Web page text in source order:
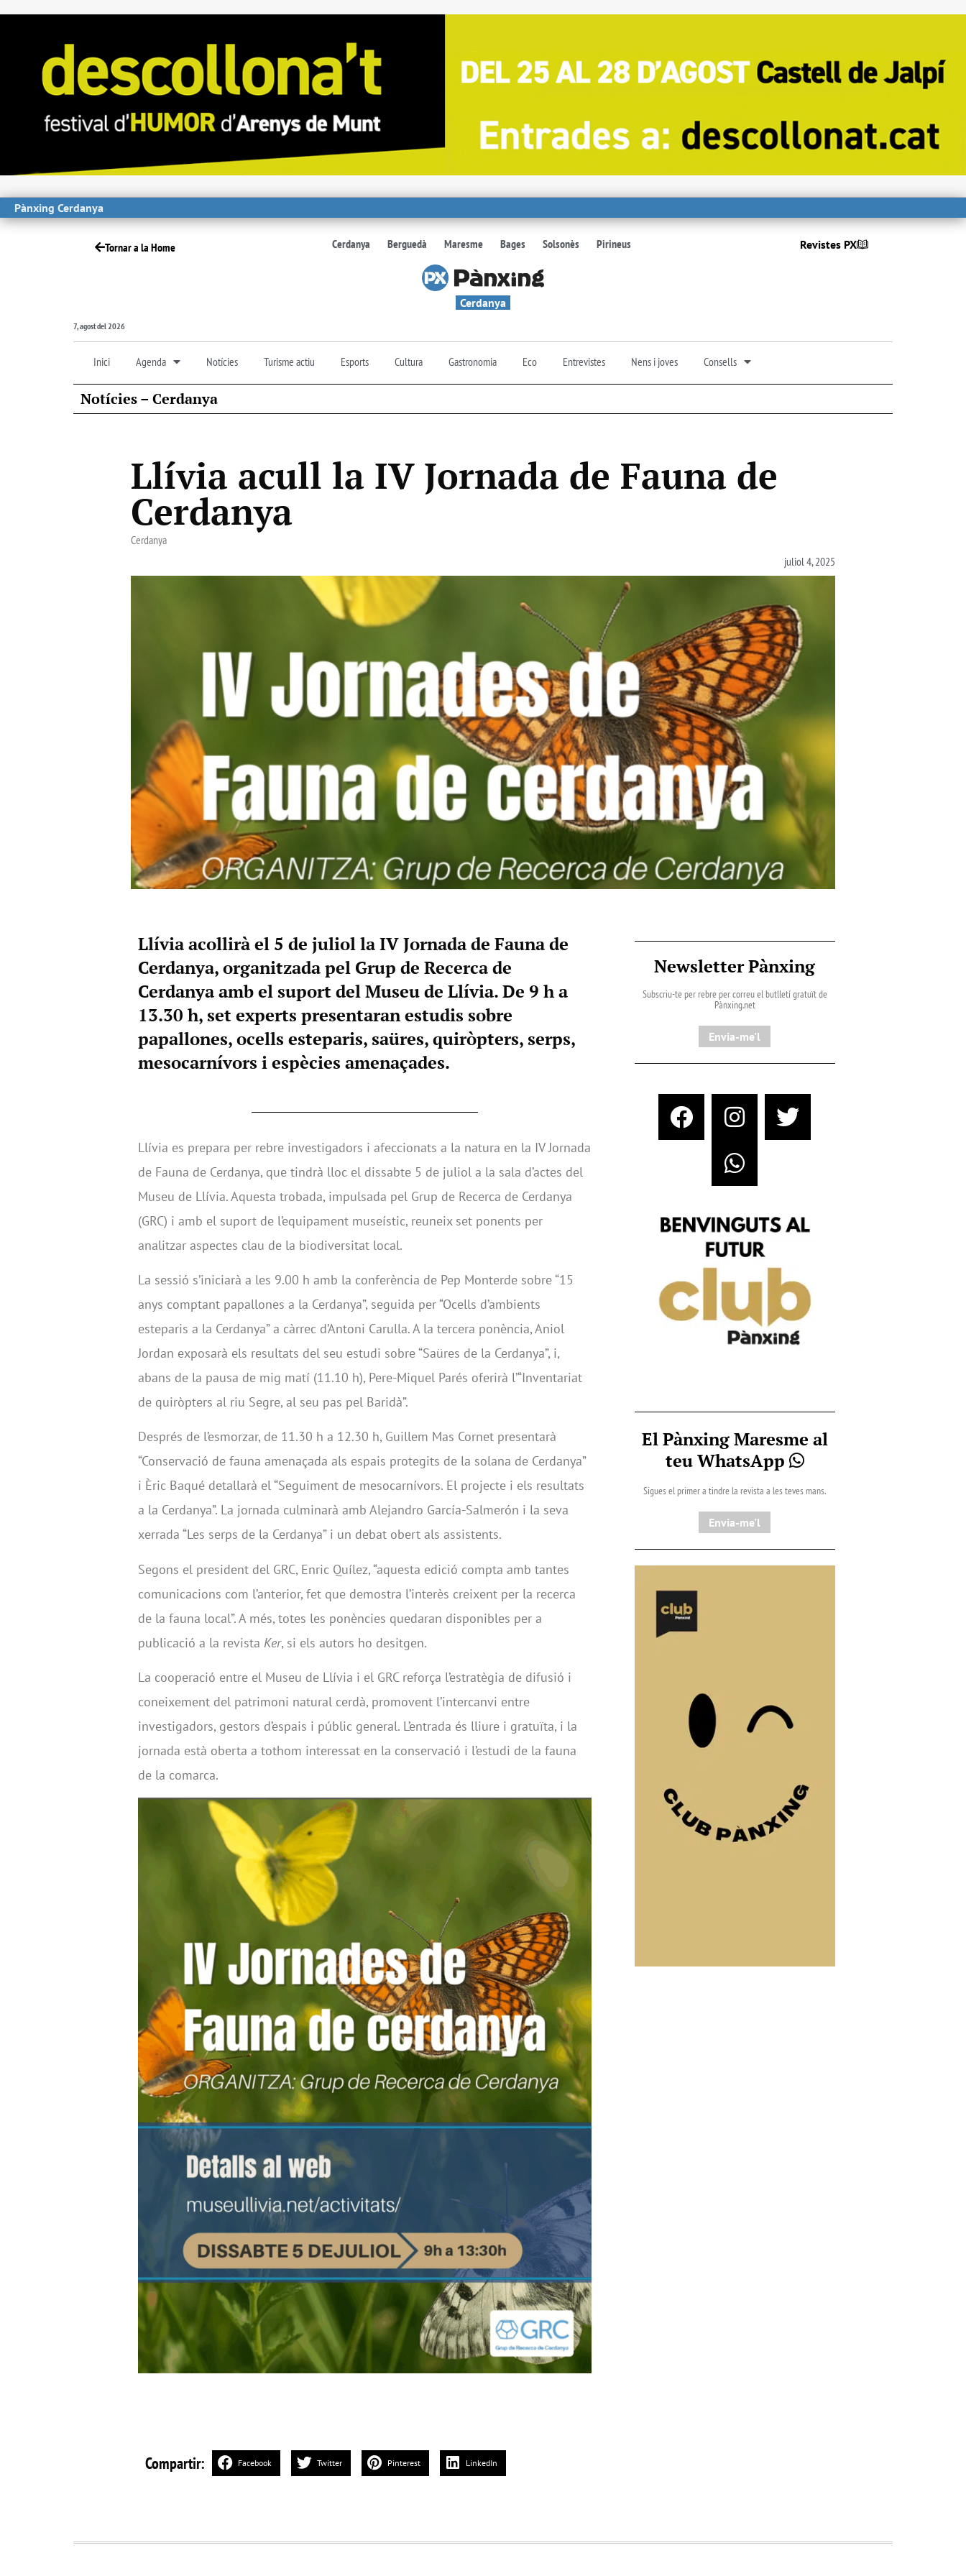
Pànxing Cerdanya
Tornar a la Home Cerdanya Berguedà Maresme Bages Solsonès Pirineus Revistes PX
Cerdanya
7, agost del 2026
Inici Agenda Notícies Turisme actiu Esports Cultura Gastronomia Eco Entrevistes Nens i joves Consells
Notícies – Cerdanya
Llívia acull la IV Jornada de Fauna de
Cerdanya
Cerdanya
juliol 4, 2025
Llívia acollirà el 5 de juliol la IV Jornada de Fauna de
Cerdanya, organitzada pel Grup de Recerca de
Cerdanya amb el suport del Museu de Llívia. De 9 h a
13.30 h, set experts presentaran estudis sobre
papallones, ocells esteparis, saüres, quiròpters, serps,
mesocarnívors i espècies amenaçades.
Llívia es prepara per rebre investigadors i afeccionats a la natura en la IV Jornada
de Fauna de Cerdanya, que tindrà lloc el dissabte 5 de juliol a la sala d’actes del
Museu de Llívia. Aquesta trobada, impulsada pel Grup de Recerca de Cerdanya
(GRC) i amb el suport de l’equipament museístic, reuneix set ponents per
analitzar aspectes clau de la biodiversitat local.
La sessió s’iniciarà a les 9.00 h amb la conferència de Pep Monterde sobre “15
anys comptant papallones a la Cerdanya”, seguida per “Ocells d’ambients
esteparis a la Cerdanya” a càrrec d’Antoni Carulla. A la tercera ponència, Aniol
Jordan exposarà els resultats del seu estudi sobre “Saüres de la Cerdanya”, i,
abans de la pausa de mig matí (11.10 h), Pere-Miquel Parés oferirà l’“Inventariat
de quiròpters al riu Segre, al seu pas pel Baridà”.
Després de l’esmorzar, de 11.30 h a 12.30 h, Guillem Mas Cornet presentarà
“Conservació de fauna amenaçada als espais protegits de la solana de Cerdanya”
i Èric Baqué detallarà el “Seguiment de mesocarnívors. El projecte i els resultats
a la Cerdanya”. La jornada culminarà amb Alejandro García-Salmerón i la seva
xerrada “Les serps de la Cerdanya” i un debat obert als assistents.
Segons el president del GRC, Enric Quílez, “aquesta edició compta amb tantes
comunicacions com l’anterior, fet que demostra l’interès creixent per la recerca
de la fauna local”. A més, totes les ponències quedaran disponibles per a
publicació a la revista Ker, si els autors ho desitgen.
La cooperació entre el Museu de Llívia i el GRC reforça l’estratègia de difusió i
coneixement del patrimoni natural cerdà, promovent l’intercanvi entre
investigadors, gestors d’espais i públic general. L’entrada és lliure i gratuïta, i la
jornada està oberta a tothom interessat en la conservació i l’estudi de la fauna
de la comarca.
Compartir: Facebook Twitter Pinterest LinkedIn
Newsletter Pànxing
Subscriu-te per rebre per correu el butlletí gratuït de
Pànxing.net​
Envia-me'l
El Pànxing Maresme al
teu WhatsApp
Sigues el primer a tindre la revista a les teves mans.
Envia-me'l